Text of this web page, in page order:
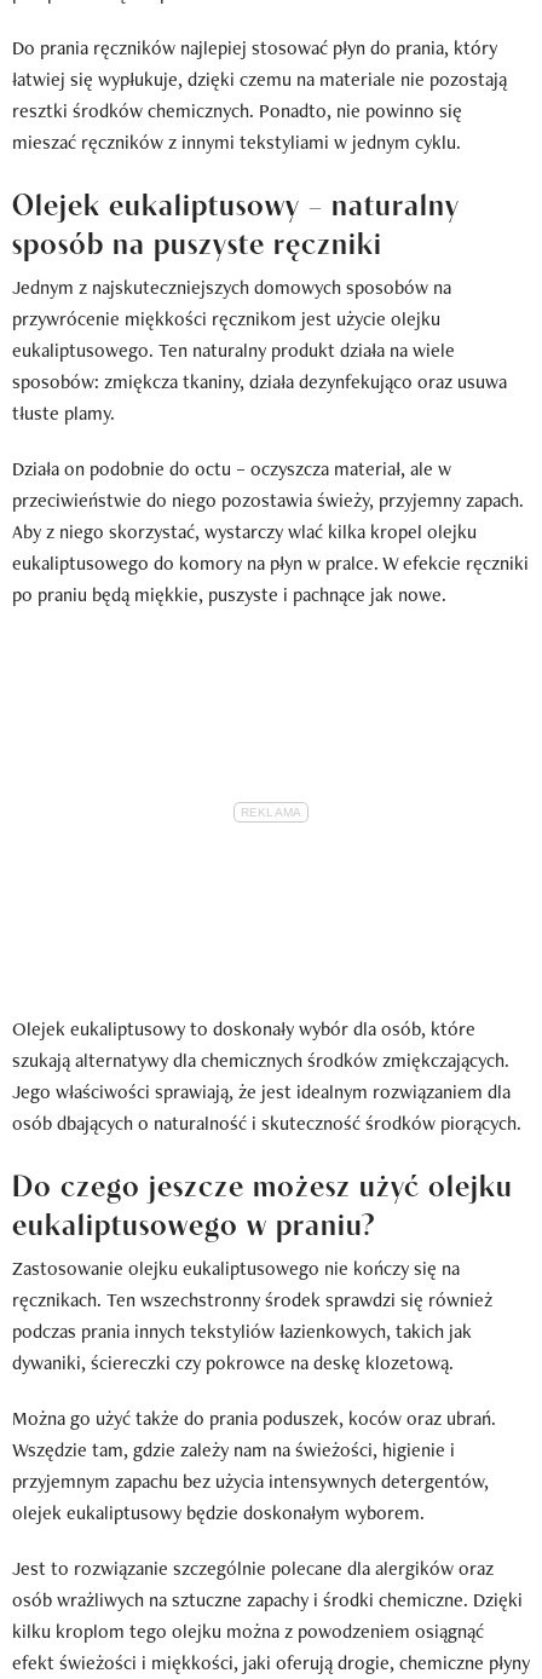
Do prania ręczników najlepiej stosować płyn do prania, który
łatwiej się wypłukuje, dzięki czemu na materiale nie pozostają
resztki środków chemicznych. Ponadto, nie powinno się
mieszać ręczników z innymi tekstyliami w jednym cyklu.
Olejek eukaliptusowy – naturalny
sposób na puszyste ręczniki
Jednym z najskuteczniejszych domowych sposobów na
przywrócenie miękkości ręcznikom jest użycie olejku
eukaliptusowego. Ten naturalny produkt działa na wiele
sposobów: zmiękcza tkaniny, działa dezynfekująco oraz usuwa
tłuste plamy.
Działa on podobnie do octu – oczyszcza materiał, ale w
przeciwieństwie do niego pozostawia świeży, przyjemny zapach.
Aby z niego skorzystać, wystarczy wlać kilka kropel olejku
eukaliptusowego do komory na płyn w pralce. W efekcie ręczniki
po praniu będą miękkie, puszyste i pachnące jak nowe.
Olejek eukaliptusowy to doskonały wybór dla osób, które
szukają alternatywy dla chemicznych środków zmiękczających.
Jego właściwości sprawiają, że jest idealnym rozwiązaniem dla
osób dbających o naturalność i skuteczność środków piorących.
Do czego jeszcze możesz użyć olejku
eukaliptusowego w praniu?
Zastosowanie olejku eukaliptusowego nie kończy się na
ręcznikach. Ten wszechstronny środek sprawdzi się również
podczas prania innych tekstyliów łazienkowych, takich jak
dywaniki, ściereczki czy pokrowce na deskę klozetową.
Można go użyć także do prania poduszek, koców oraz ubrań.
Wszędzie tam, gdzie zależy nam na świeżości, higienie i
przyjemnym zapachu bez użycia intensywnych detergentów,
olejek eukaliptusowy będzie doskonałym wyborem.
Jest to rozwiązanie szczególnie polecane dla alergików oraz
osób wrażliwych na sztuczne zapachy i środki chemiczne. Dzięki
kilku kroplom tego olejku można z powodzeniem osiągnąć
efekt świeżości i miękkości, jaki oferują drogie, chemiczne płyny